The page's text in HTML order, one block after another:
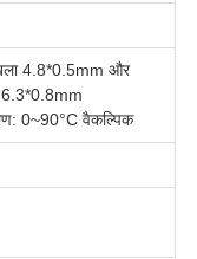
4.8*0.5mm और
0~90°C वैकल्पिक